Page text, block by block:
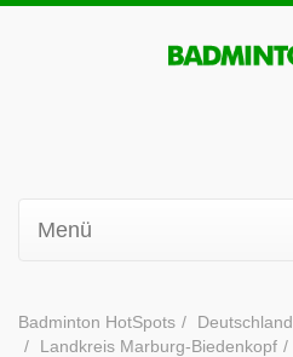
Menü
Badminton HotSpots Deutschland
Landkreis Marburg-Biedenkopf